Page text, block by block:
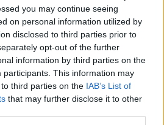
you may continue seeing
on personal information utilized by
disclosed to third parties prior to
opt-out of the further
information by third parties on the
participants. This information may
third parties on the IAB’s List of
that may further disclose it to other
απαντά: «Τρέξε πάλι
είσαι». Στη συνέχεια ο
έγραψε: «Κοίτα μην
κάνα καλώδιο, γελοία…».
- Κάθε φορά
θα έχουμε μία
στο παιδί